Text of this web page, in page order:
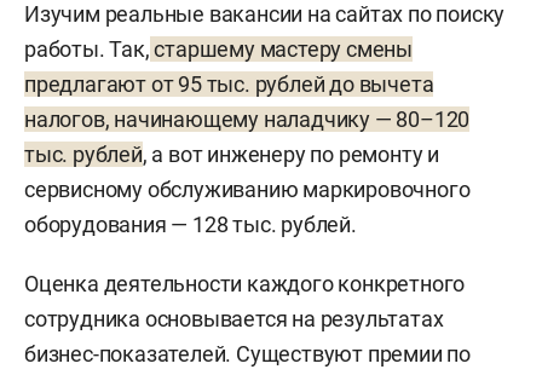
Изучим реальные вакансии на сайтах по поиску
работы. Так,старшему мастеру смены
предлагают от 95 тыс. рублей до вычета
налогов, начинающему наладчику — 80–120
тыс. рублей, а вот инженеру по ремонту и
сервисному обслуживанию маркировочного
оборудования — 128 тыс. рублей.
Оценка деятельности каждого конкретного
сотрудника основывается на результатах
бизнес-показателей. Существуют премии по